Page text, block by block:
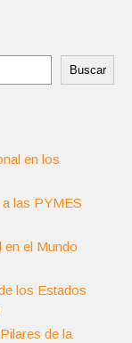
Buscar
en los
las PYMES
en el Mundo
los Estados
de la